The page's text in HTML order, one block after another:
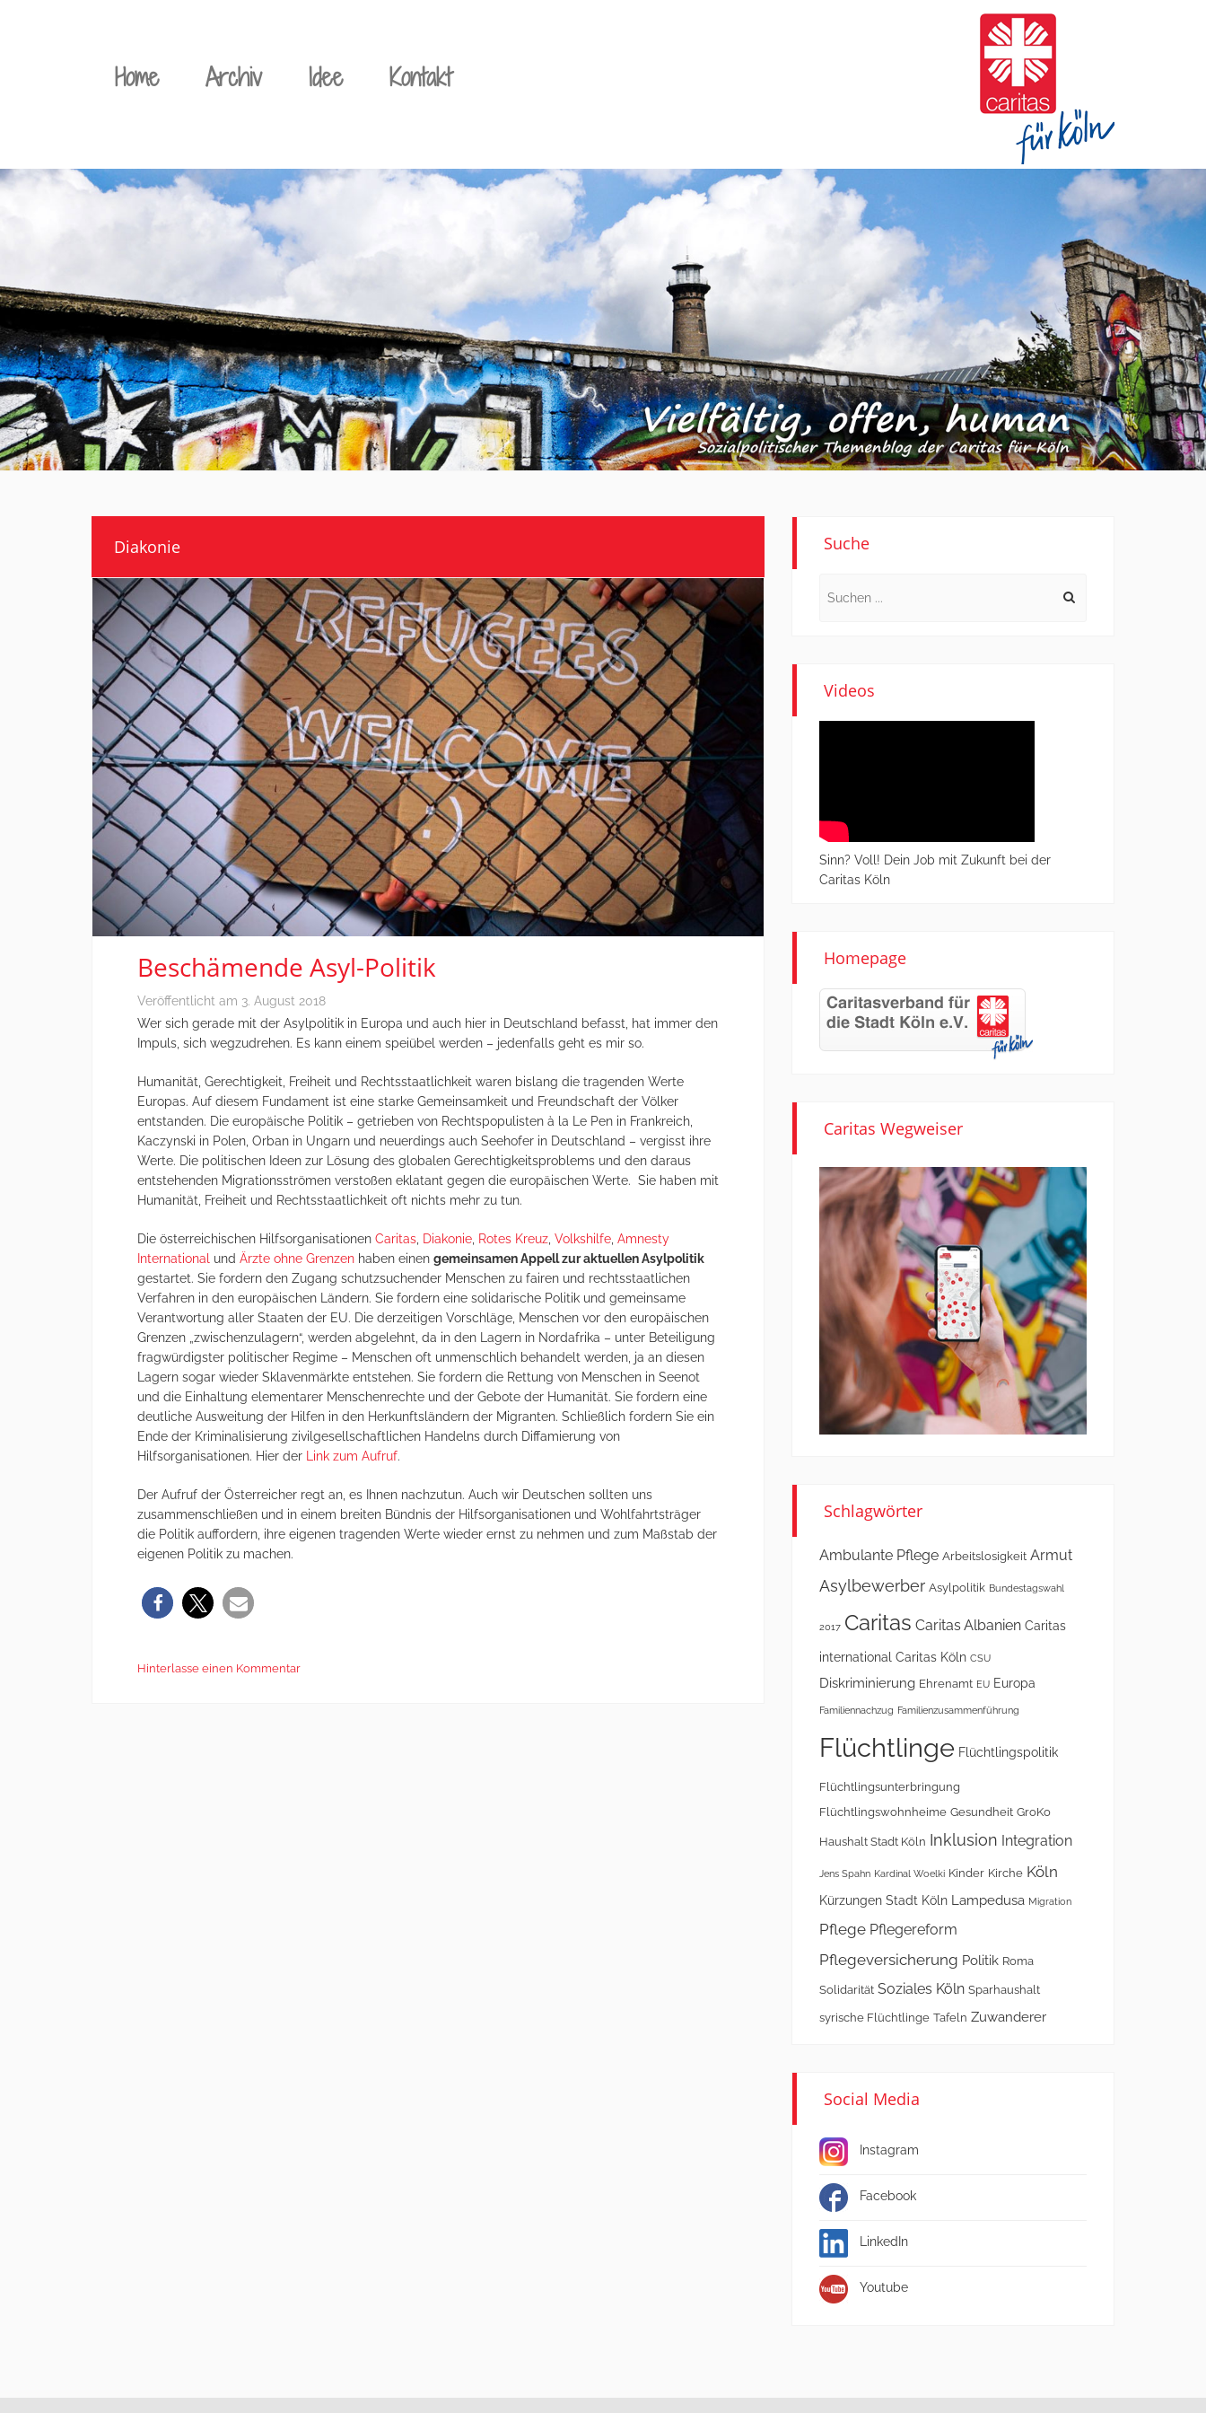
zumHome Archiv Idee Kontakt
Diakonie
Beschämende Asyl-Politik
Veröffentlicht am 3. August 2018
Wer sich gerade mit der Asylpolitik in Europa und auch hier in Deutschland befasst, hat immer den
Impuls, sich wegzudrehen. Es kann einem speiübel werden – jedenfalls geht es mir so.
Humanität, Gerechtigkeit, Freiheit und Rechtsstaatlichkeit waren bislang die tragenden Werte
Europas. Auf diesem Fundament ist eine starke Gemeinsamkeit und Freundschaft der Völker
entstanden. Die europäische Politik – getrieben von Rechtspopulisten à la Le Pen in Frankreich,
Kaczynski in Polen, Orban in Ungarn und neuerdings auch Seehofer in Deutschland – vergisst ihre
Werte. Die politischen Ideen zur Lösung des globalen Gerechtigkeitsproblems und den daraus
entstehenden Migrationsströmen verstoßen eklatant gegen die europäischen Werte. Sie haben mit
Humanität, Freiheit und Rechtsstaatlichkeit oft nichts mehr zu tun.
Die österreichischen Hilfsorganisationen Caritas Diakonie Rotes Kreuz Volkshilfe Amnesty
International
und Ärzte ohne Grenzen haben einen gemeinsamen Appell zur aktuellen Asylpolitik
gestartet. Sie fordern den Zugang schutzsuchender Menschen zu fairen und rechtsstaatlichen
Verfahren in den europäischen Ländern. Sie fordern eine solidarische Politik und gemeinsame
Verantwortung aller Staaten der EU. Die derzeitigen Vorschläge, Menschen vor den europäischen
Grenzen „zwischenzulagern“, werden abgelehnt, da in den Lagern in Nordafrika – unter Beteiligung
fragwürdigster politischer Regime – Menschen oft unmenschlich behandelt werden, ja an diesen
Lagern sogar wieder Sklavenmärkte entstehen. Sie fordern die Rettung von Menschen in Seenot
und die Einhaltung elementarer Menschenrechte und der Gebote der Humanität. Sie fordern eine
deutliche Ausweitung der Hilfen in den Herkunftsländern der Migranten. Schließlich fordern Sie ein
Ende der Kriminalisierung zivilgesellschaftlichen Handelns durch Diffamierung von
Hilfsorganisationen. Hier der
Link zum Aufruf.
Der Aufruf der Österreicher regt an, es Ihnen nachzutun. Auch wir Deutschen sollten uns
zusammenschließen und in einem breiten Bündnis der Hilfsorganisationen und Wohlfahrtsträger
die Politik auffordern, ihre eigenen tragenden Werte wieder ernst zu nehmen und zum Maßstab der
eigenen Politik zu machen.
Hinterlasse einen Kommentar
Suche
Videos
Sinn? Voll! Dein Job mit Zukunft bei der
Caritas Köln
Homepage
Caritas Wegweiser
Schlagwörter
Ambulante Pflege Arbeitslosigkeit Armut
Asylbewerber Asylpolitik Bundestagswahl
2017 Caritas Caritas Albanien Caritas
international Caritas Köln CSU
Diskriminierung Ehrenamt EU Europa
Familiennachzug Familienzusammenführung
Flüchtlinge Flüchtlingspolitik
Flüchtlingsunterbringung
Flüchtlingswohnheime Gesundheit GroKo
Haushalt Stadt Köln Inklusion Integration
Jens Spahn Kardinal Woelki Kinder Kirche Köln
Kürzungen Stadt Köln Lampedusa Migration
Pflege Pflegereform
Pflegeversicherung Politik Roma
Solidarität Soziales Köln Sparhaushalt
syrische Flüchtlinge Tafeln Zuwanderer
Social Media
Instagram
Facebook
LinkedIn
Youtube